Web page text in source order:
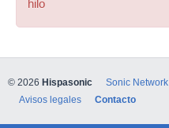
hilo
© 2026 Hispasonic Sonic Network
Avisos legales
Contacto